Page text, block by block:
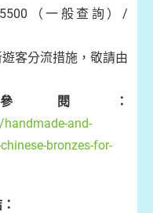
5500（一般查詢）/
客分流措施，敬請由
閱：
and-
bronzes-for-